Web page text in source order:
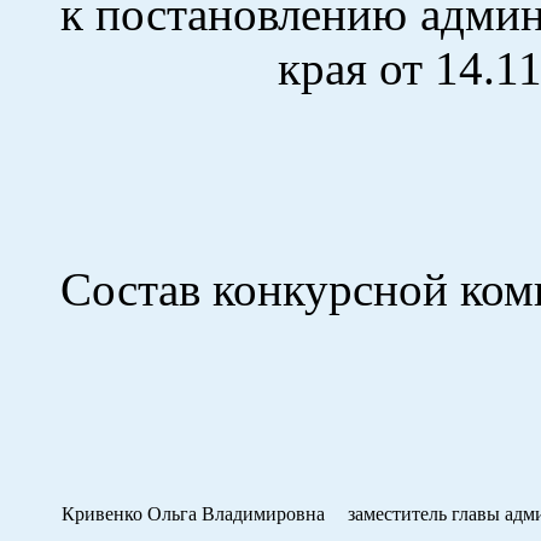
к постановлению
края от
Состав конкурсной
Кривенко Ольга Владимировна заместитель главы